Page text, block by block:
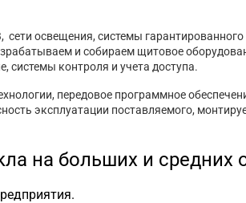
освещения, системы
и собираем щитовое
системы контроля и учета доступа.
передовое программное
эксплуатации поставляемого,
на больших и средних